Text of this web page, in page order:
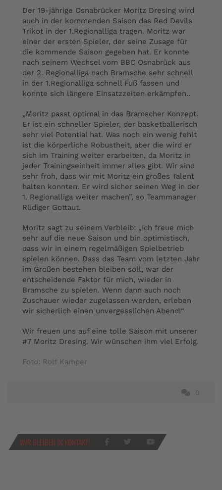
Der 19-jährige Osnabrücker Moritz Dresing wird
auch in der kommenden Saison das Red Devils
Trikot in der 1.Regionalliga tragen. Moritz war
einer der ersten Spieler, der seine Zusage für
die kommende Saison gegeben hat. Er konnte
nach seinem Wechsel vom BBC Osnabrück aus
der 2. Regionalliga nach Bramsche sehr schnell
in der 1.Regionalliga schnell Fuß fassen und
konnte sich längere Einsatzzeiten erkämpfen..
„Moritz passt optimal in das Bramscher Konzept.
Er ist ein schneller Spieler, der basketballerisch
sehr viel Potential hat. Was noch ein wenig fehlt
ist die körperliche Robustheit, aber die wird er
sich im Training weiter erarbeiten, da Moritz in
jeder Trainingseinheit immer alles gibt. Wir sind
sehr froh, dass wir mit Moritz ein großes Talent
halten konnten. Er wird sicher seinen Weg in der
1. Regionalliga weiter machen”, so Teammanager
Rüdiger Gottaut.
Moritz sagt zu seinem Verbleib: „Ich freue mich
sehr auf die neue Saison und bin optimistisch,
dass wir in einem regelmäßigen Spielbetrieb
spielen können. Dass das Team vom letzten Jahr
im Großen bestehen bleiben soll, war der
entscheidende Faktor für mich, wieder in
Bramsche zu spielen. Wenn dann auch noch
Zuschauer wieder zugelassen werden, erleben
wir sicherlich einen unvergesslichen Abend!“
Wir freuen uns auf eine tolle Saison mit unserer
#7 Moritz Dresing. Wir wünschen ihm viel Erfolg.
Foto: Rolf Kamper
0
WIR BLEIBEN IN KONTAKT!